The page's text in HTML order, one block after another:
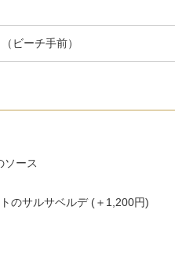
ビーチ手前）
ース
のサルサベルデ (＋1,200円)